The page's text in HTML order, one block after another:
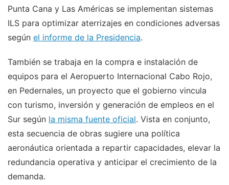
Punta Cana y Las Américas se implementan sistemas
ILS para optimizar aterrizajes en condiciones adversas
según el informe de la Presidencia.
También se trabaja en la compra e instalación de
equipos para el Aeropuerto Internacional Cabo Rojo,
en Pedernales, un proyecto que el gobierno vincula
con turismo, inversión y generación de empleos en el
Sur según la misma fuente oficial. Vista en conjunto,
esta secuencia de obras sugiere una política
aeronáutica orientada a repartir capacidades, elevar la
redundancia operativa y anticipar el crecimiento de la
demanda.